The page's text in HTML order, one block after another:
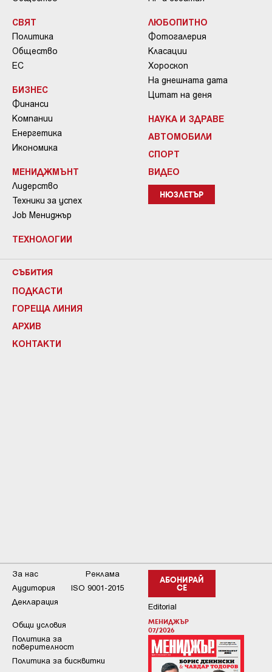
СВЯТ
Политика
Общество
ЕС
БИЗНЕС
Финанси
Компании
Енергетика
Икономика
МЕНИДЖМЪНТ
Лидерство
Техники за успех
Job Мениджър
ТЕХНОЛОГИИ
ЛЮБОПИТНО
Фотогалерия
Класации
Хороскоп
На днешната дата
Цитат на деня
НАУКА И ЗДРАВЕ
АВТОМОБИЛИ
СПОРТ
ВИДЕО
НЮЗЛЕТЪР
СЪБИТИЯ
ПОДКАСТИ
ГОРЕЩА ЛИНИЯ
АРХИВ
КОНТАКТИ
АБОНИРАЙ
СЕ
Editorial
МЕНИДЖЪР
07/2026
За нас
Реклама
Аудитория
ISO 9001-2015
Декларация
Общи условия
Пoлитикa зa
пoвepитeлнocт
Политика за бисквитки